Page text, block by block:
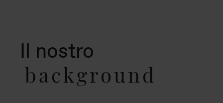
Il nostro
background